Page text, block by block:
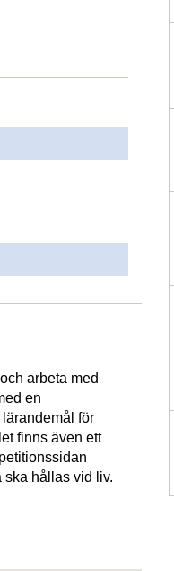
arbeta med
en
för
finns även ett
ska hållas vid liv.